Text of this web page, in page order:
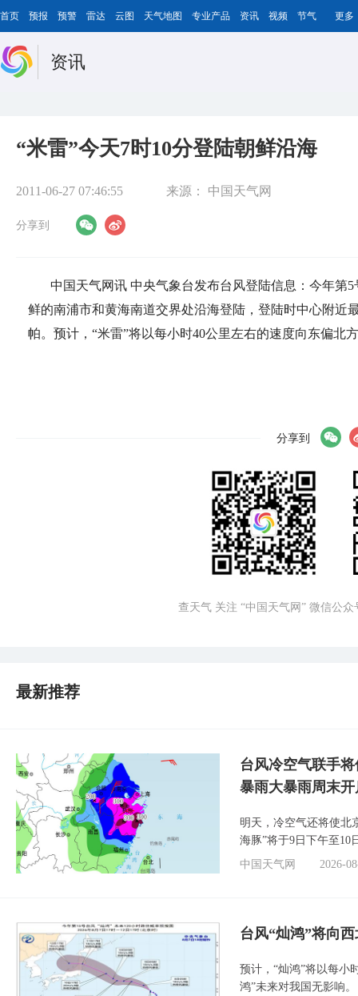
首页 预报 预警 雷达 云图 天气地图 专业产品 资讯 视频 节气 更多
资讯
“米雷”今天7时10分登陆朝鲜沿海
2011-06-27 07:46:55 来源： 中国天气网
分享到
中国天气网讯 中央气象台发布台风登陆信息：今年第
鲜的南浦市和黄海南道交界处沿海登陆，登陆时中心附近
帕。预计，“米雷”将以每小时40公里左右的速度向东偏北
分享到
查天气 关注 “中国天气网” 微信公众
最新推荐
台风冷空气联手
暴雨大暴雨周末开
明天，冷空气还将使北
海豚”将于9日下午至10
中国天气网
2026-
台风“灿鸿”将向
预计，“灿鸿”将以每小
鸿”未来对我国无影响。